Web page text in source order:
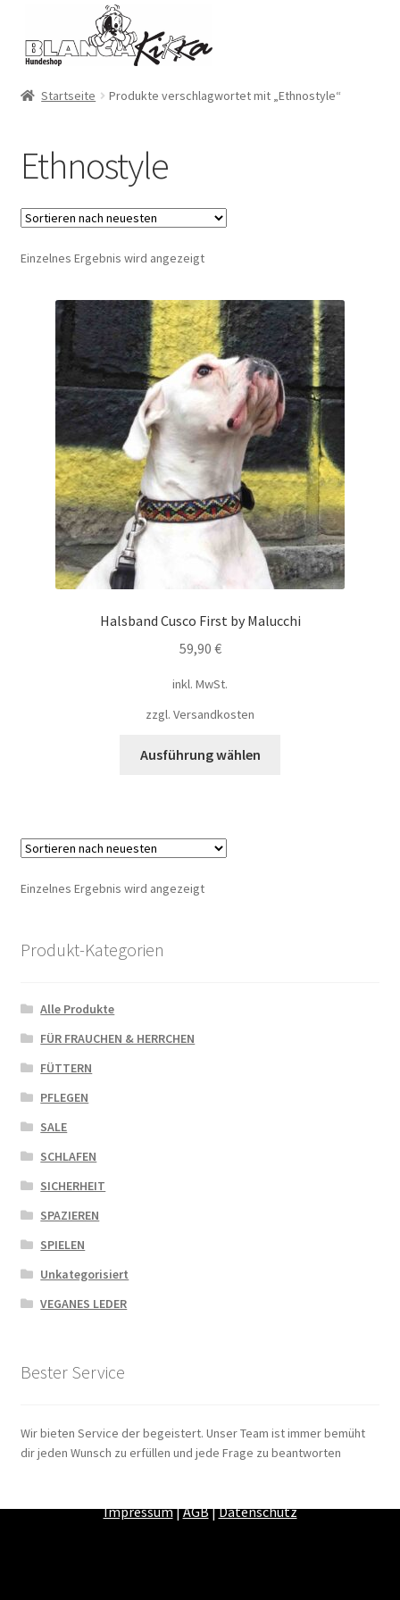
Navigation
springen
Inhalt
springen
Startseite Produkte verschlagwortet mit „Ethnostyle“
Ethnostyle
Einzelnes Ergebnis wird angezeigt
Halsband Cusco First by Malucchi
59,90 €
inkl. MwSt.
zzgl. Versandkosten
Ausführung wählen
Einzelnes Ergebnis wird angezeigt
Produkt-Kategorien
Alle Produkte
FÜR FRAUCHEN & HERRCHEN
FÜTTERN
PFLEGEN
SALE
SCHLAFEN
SICHERHEIT
SPAZIEREN
SPIELEN
Unkategorisiert
VEGANES LEDER
Bester Service
Wir bieten Service der begeistert. Unser Team ist immer bemüht
dir jeden Wunsch zu erfüllen und jede Frage zu beantworten
Impressum|AGB|Datenschutz